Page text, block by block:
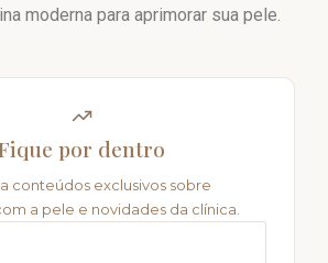
moderna para aprimorar sua pele.
por dentro
conteúdos exclusivos sobre
a pele e novidades da clínica.